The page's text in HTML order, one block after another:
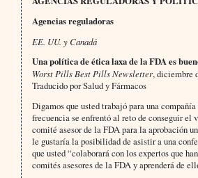
Agencias reguladoras
EE. UU. y Canadá
Una política de ética laxa de la FDA es
Worst Pills Best Pills Newsletter, diciembre
Traducido por Salud y Fármacos
Digamos que usted trabajó para una
frecuencia se enfrentó al reto de conseguir el
comité asesor de la FDA para la aprobación
le gustaría la posibilidad de asistir a una
que usted “colaborará con los expertos que
comités asesores de la FDA y aprenderá de